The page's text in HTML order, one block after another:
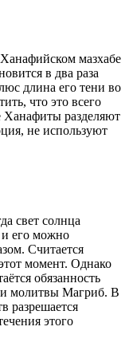
мазхабе
в два раза
длина его тени во
что это всего
разделяют
не используют
свет солнца
и его можно
Считается
момент. Однако
обязанность
молитвы Магриб. В
разрешается
этого